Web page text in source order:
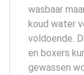
wasbaar
koud water
voldoende.
en boxers
gewassen